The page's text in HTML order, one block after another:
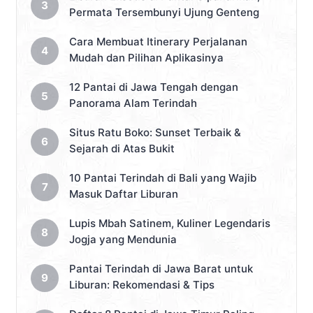
Permata Tersembunyi Ujung Genteng
Cara Membuat Itinerary Perjalanan
Mudah dan Pilihan Aplikasinya
12 Pantai di Jawa Tengah dengan
Panorama Alam Terindah
Situs Ratu Boko: Sunset Terbaik &
Sejarah di Atas Bukit
10 Pantai Terindah di Bali yang Wajib
Masuk Daftar Liburan
Lupis Mbah Satinem, Kuliner Legendaris
Jogja yang Mendunia
Pantai Terindah di Jawa Barat untuk
Liburan: Rekomendasi & Tips